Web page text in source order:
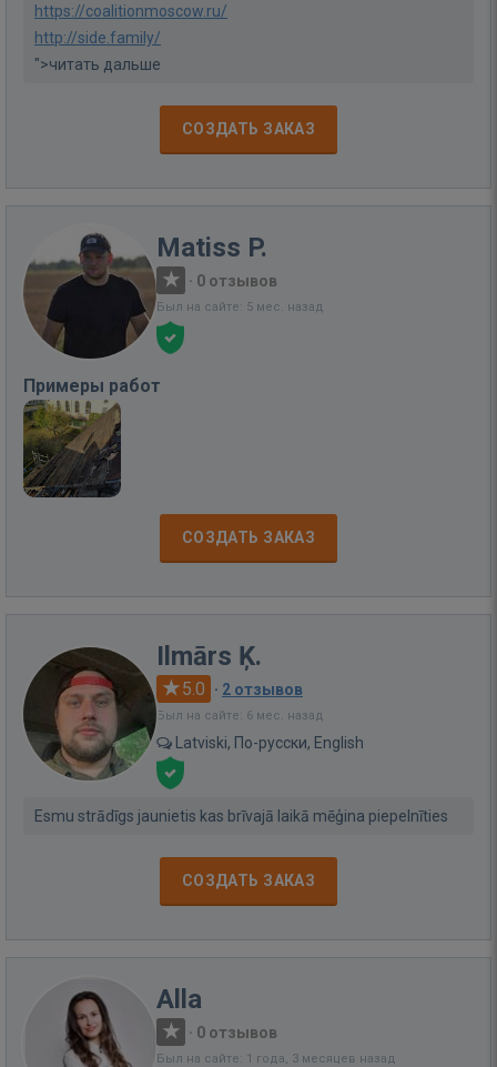
https://coalitionmoscow.ru/
http://side.family/
">читать дальше
СОЗДАТЬ ЗАКАЗ
Matiss P.
· 0 отзывов
Был на сайте: 5 мес. назад
Примеры работ
СОЗДАТЬ ЗАКАЗ
Ilmārs Ķ.
5.0 · 2 отзывов
Был на сайте: 6 мес. назад
Latviski, По-русски, English
Esmu strādīgs jaunietis kas brīvajā laikā mēģina piepelnīties
СОЗДАТЬ ЗАКАЗ
Alla
· 0 отзывов
Был на сайте: 1 года, 3 месяцев назад